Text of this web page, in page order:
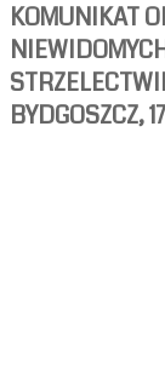
KOMUNIKAT
BYDGOSZCZ,